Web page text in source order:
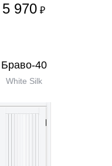
5 970 ₽
Браво-40
White Silk